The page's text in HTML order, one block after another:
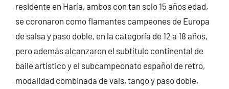
residente en Haría, ambos con tan solo 15 años edad,
se coronaron como flamantes campeones de Europa
de salsa y paso doble, en la categoría de 12 a 18 años,
pero además alcanzaron el subtítulo continental de
baile artístico y el subcampeonato español de retro,
modalidad combinada de vals, tango y paso doble,